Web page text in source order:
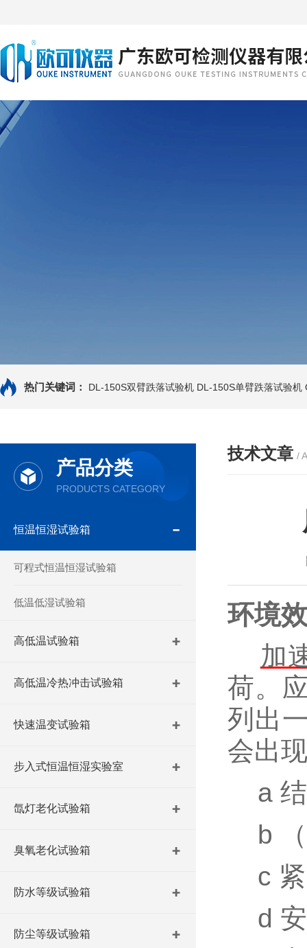
热门关键词： DL-150S双臂跌落试验机 DL-150S单臂跌落试验机
产品分类
PRODUCTS CATEGORY
恒温恒湿试验箱
可程式恒温恒湿试验箱
低温低湿试验箱
高低温试验箱
高低温冷热冲击试验箱
快速温变试验箱
步入式恒温恒湿实验室
氙灯老化试验箱
臭氧老化试验箱
防水等级试验箱
防尘等级试验箱
技术文章 /
环境
加
荷。
列出
会出
a 结
b （
c 紧
d 安